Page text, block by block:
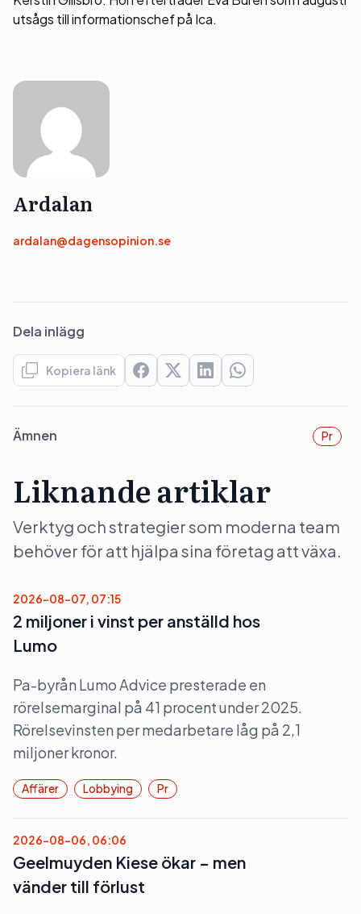
utsågs till informationschef på Ica.
Ardalan
ardalan@dagensopinion.se
Dela inlägg
Kopiera länk
Ämnen Pr
Liknande artiklar
Verktyg och strategier som moderna team
behöver för att hjälpa sina företag att växa.
2026-08-07, 07:15
2 miljoner i vinst per anställd hos
Lumo
Pa-byrån Lumo Advice presterade en
rörelsemarginal på 41 procent under 2025.
Rörelsevinsten per medarbetare låg på 2,1
miljoner kronor.
Affärer Lobbying Pr
2026-08-06, 06:06
Geelmuyden Kiese ökar – men
vänder till förlust